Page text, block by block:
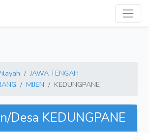
JAWA TENGAH
MIJEN KEDUNGPANE
Desa KEDUNGPANE